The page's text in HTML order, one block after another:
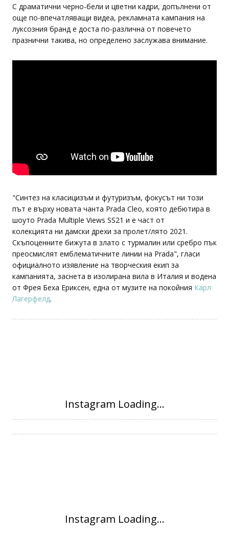
С драматични черно-бели и цветни кадри, допълнени от
още по-впечатляващи видеа, рекламната кампания на
луксозния бранд е доста по-различна от повечето
празнични такива, но определено заслужава внимание.
"Синтез на класицизъм и футуризъм, фокусът ни този
път е върху новата чанта Prada Cleo, която дебютира в
шоуто Prada Multiple Views SS21 и е част от
колекцията ни дамски дрехи за пролет/лято 2021.
Скъпоценните бижута в злато с турмалин или сребро пък
преосмислят емблематичните линии на Prada", гласи
официалното изявление на творческия екип за
кампанията, заснета в изолирана вила в Италия и водена
от Фрея Беха Ериксен, една от музите на покойния Карл
Лагерфелд.